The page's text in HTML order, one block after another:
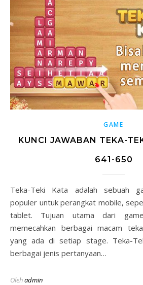
GAME
KUNCI JAWABAN TEKA-
641-650
Teka-Teki Kata adalah sebuah game teka-teki yang
populer untuk perangkat mobile,
tablet. Tujuan utama dari
memecahkan berbagai macam
yang ada di setiap stage. Teka-
berbagai jenis pertanyaan…
Olehadmin